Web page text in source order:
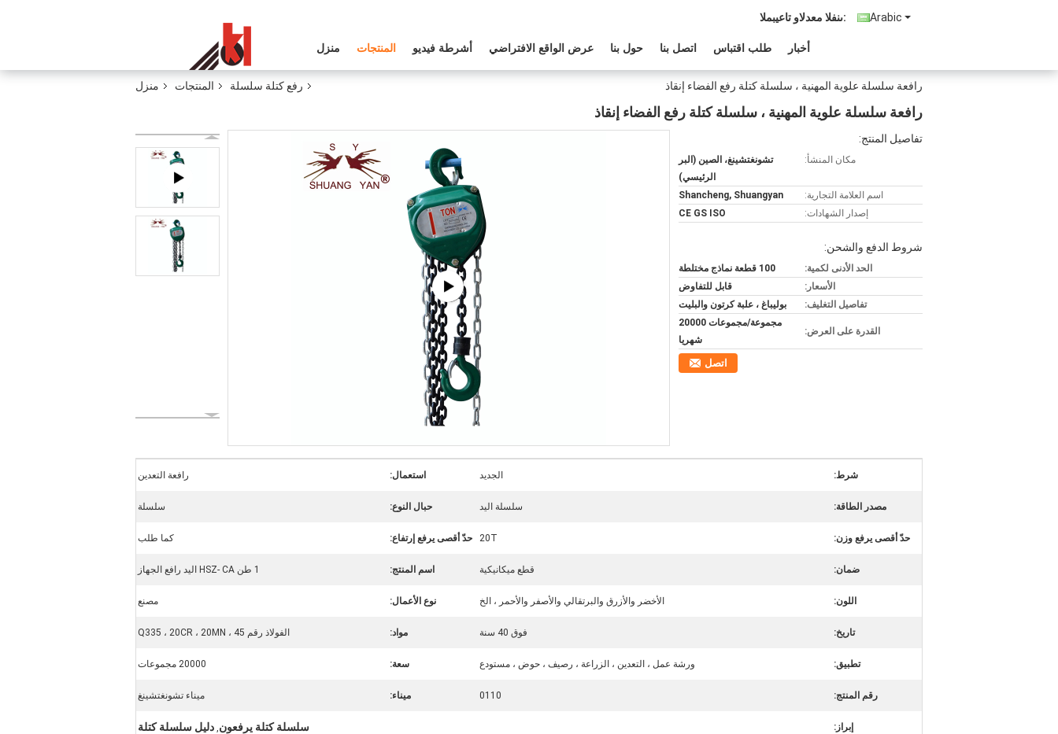
Arabic المبيعات والدعم الفنى:
منزل المنتجات أشرطة فيديو عرض الواقع الافتراضي حول بنا اتصل بنا طلب اقتباس أخبار
منزل المنتجات رفع كتلة سلسلة رافعة سلسلة علوية المهنية ، سلسلة كتلة رفع الفضاء إنقاذ
رافعة سلسلة علوية المهنية ، سلسلة كتلة رفع الفضاء إنقاذ
تفاصيل المنتج:
مكان المنشأ:
تشونغتشينغ، الصين (البر
الرئيسي)
اسم العلامة التجارية:
Shancheng, Shuangyan
إصدار الشهادات:
CE GS ISO
شروط الدفع والشحن:
الحد الأدنى لكمية:
100 قطعة نماذج مختلطة
الأسعار:
قابل للتفاوض
تفاصيل التغليف:
بوليباغ ، علبة كرتون والبليت
القدرة على العرض:
مجموعة/مجموعات 20000
شهريا
اتصل
شرط: الجديد استعمال: رافعة التعدين
مصدر الطاقة: سلسلة اليد حبال النوع: سلسلة
حدّ أقصى يرفع وزن: 20T حدّ أقصى يرفع إرتفاع: كما طلب
ضمان: قطع ميكانيكية اسم المنتج: 1 طن HSZ- CA اليد رافع الجهاز
اللون: الأخضر والأزرق والبرتقالي والأصفر والأحمر ، الخ نوع الأعمال: مصنع
تاريخ: فوق 40 سنة مواد: الفولاذ رقم 45 ، Q335 ، 20CR ، 20MN
تطبيق: ورشة عمل ، التعدين ، الزراعة ، رصيف ، حوض ، مستودع سعة: 20000 مجموعات
رقم المنتج: 0110 ميناء: ميناء تشونغتشينغ
إبراز: سلسلة كتلة يرفعون, دليل سلسلة كتلة